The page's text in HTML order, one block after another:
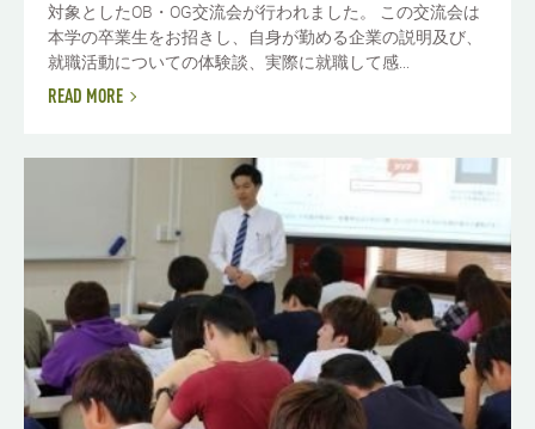
対象としたOB・OG交流会が行われました。 この交流会は
本学の卒業生をお招きし、自身が勤める企業の説明及び、
就職活動についての体験談、実際に就職して感...
READ MORE